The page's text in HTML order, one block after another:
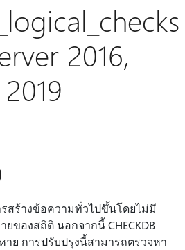
2016,
สร้างข้อความทั่วไปขึ้นโดยไม่มี
ของสถิติ นอกจากนี้ CHECKDB
าย การปรับปรุงนี้สามารถตรวจหา